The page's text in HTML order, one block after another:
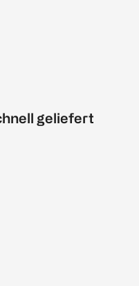
geliefert